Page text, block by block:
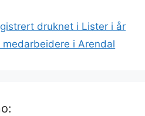
druknet i Lister i år
i Arendal